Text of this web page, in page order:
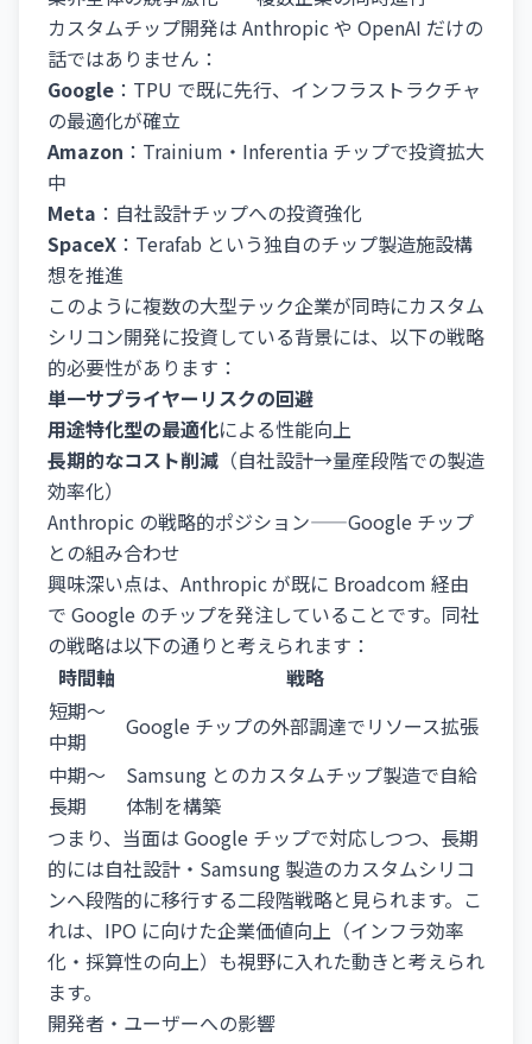
カスタムチップ開発は Anthropic や OpenAI だけの
話ではありません：
Google ：TPU で既に先行、インフラストラクチャ
の最適化が確立
Amazon ：Trainium・Inferentia チップで投資拡大
中
Meta ：自社設計チップへの投資強化
SpaceX ：Terafab という独自のチップ製造施設構
想を推進
このように複数の大型テック企業が同時にカスタム
シリコン開発に投資している背景には、以下の戦略
的必要性があります：
単一サプライヤーリスクの回避
用途特化型の最適化による性能向上
長期的なコスト削減 （自社設計→量産段階での製造
効率化）
Anthropic の戦略的ポジション——Google チップ
との組み合わせ
興味深い点は、Anthropic が既に Broadcom 経由
で Google のチップを発注していることです。同社
の戦略は以下の通りと考えられます：
時間軸
戦略
短期～
中期
Google チップの外部調達でリソース拡張
中期～
長期
Samsung とのカスタムチップ製造で自給
体制を構築
つまり、当面は Google チップで対応しつつ、長期
的には自社設計・Samsung 製造のカスタムシリコ
ンへ段階的に移行する二段階戦略と見られます。こ
れは、IPO に向けた企業価値向上（インフラ効率
化・採算性の向上）も視野に入れた動きと考えられ
ます。
開発者・ユーザーへの影響